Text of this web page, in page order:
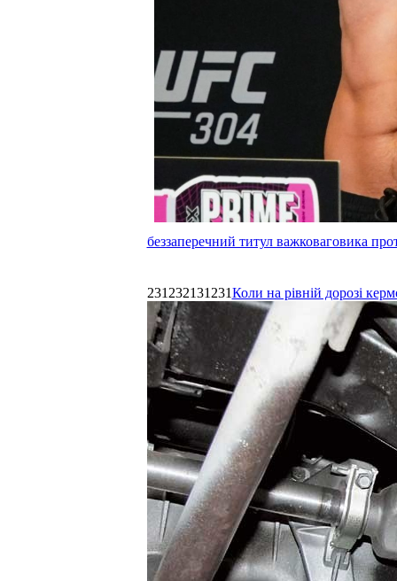
беззаперечний титул важковаговика
231232131231Коли на рівній дорозі